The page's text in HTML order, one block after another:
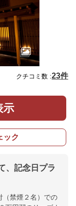
クチコミ数 :23件
示
ック
、記念日プラ
禁煙２名）での